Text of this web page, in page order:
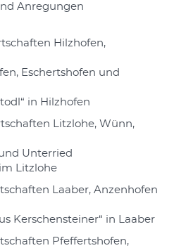
Anregungen
Hilzhofen,
Eschertshofen und
in Hilzhofen
Litzlohe, Wünn,
Unterried
Litzlohe
Laaber, Anzenhofen
Kerschensteiner“ in Laaber
Pfeffertshofen,